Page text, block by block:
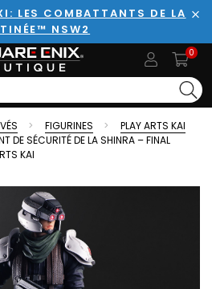
LES COMBATTANTS DE LA
NSW2
0
FIGURINES
PLAY ARTS KAI
DE SÉCURITÉ DE LA SHINRA – FINAL
KAI